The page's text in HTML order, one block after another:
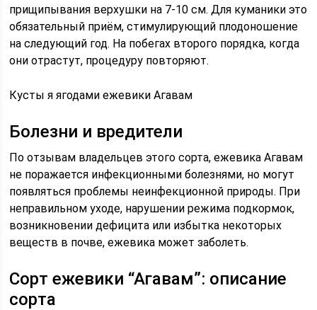
прищипывания верхушки на 7-10 см. Для куманики это
обязательный приём, стимулирующий плодоношение
на следующий год. На побегах второго порядка, когда
они отрастут, процедуру повторяют.
Кусты я ягодами ежевики Агавам
Болезни и вредители
По отзывам владельцев этого сорта, ежевика Агавам
не поражается инфекционными болезнями, но могут
появляться проблемы неинфекционной природы. При
неправильном уходе, нарушении режима подкормок,
возникновении дефицита или избытка некоторых
веществ в почве, ежевика может заболеть.
Сорт ежевики “Агавам”: описание
сорта